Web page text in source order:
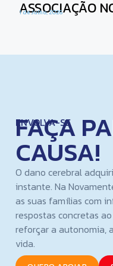
ASSOCIAÇÃO
1 de Julho, 2026
ENVOLVA-SE
FAÇA
CAUSA!
O dano cerebral
instante. Na
as suas famílias com
respostas concretas
reforçar a autonomia,
vida.